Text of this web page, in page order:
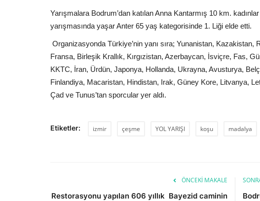
Yarışmalara Bodrum’dan katılan Anna Kantarmış 10 km.
yarışmasında yaşar Anter 65 yaş kategorisinde 1. Liği elde etti.
Organizasyonda Türkiye’nin yanı sıra; Yunanistan,
Fransa, Birleşik Krallık, Kırgızistan, Azerbaycan, İsviçre, Fas,
KKTC, İran, Ürdün, Japonya, Hollanda, Ukrayna, Avusturya,
Finlandiya, Macaristan, Hindistan, Irak, Güney Kore, Litvanya,
Çad ve Tunus’tan sporcular yer aldı.
Etiketler: izmir çeşme YOL YARIŞI koşu madalya
ÖNCEKI MAKALE
Restorasyonu yapılan 606 yıllık Bayezid caminin